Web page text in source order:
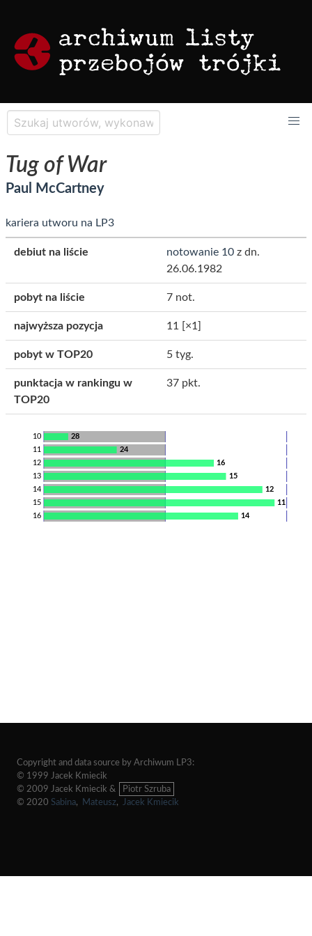
Tug of War
Paul McCartney
kariera utworu na LP3
debiut na liście notowanie 10 z dn.
26.06.1982
pobyt na liście 7 not.
najwyższa pozycja 11 [×1]
pobyt w TOP20 5 tyg.
punktacja w rankingu w
TOP20
37 pkt.
28
10
24
11
16
12
15
13
12
14
11
15
14
16
Copyright and data source by Archiwum LP3:
© 1999 Jacek Kmiecik
© 2009 Jacek Kmiecik &
Piotr Szruba
© 2020 Sabina, Mateusz, Jacek Kmiecik